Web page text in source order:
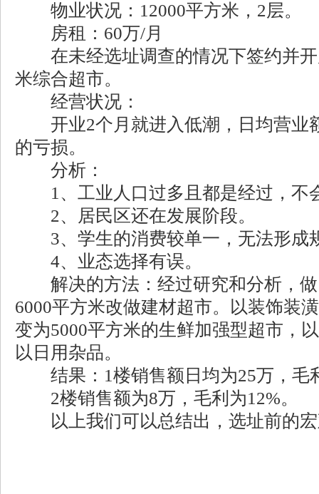
物业状况：12000平方米，2层。
房租：60万/月
在未经选址调查的情况下签约并开
米综合超市。
经营状况：
开业2个月就进入低潮，日均营业
的亏损。
分析：
1、工业人口过多且都是经过，不
2、居民区还在发展阶段。
3、学生的消费较单一，无法形成
4、业态选择有误。
解决的方法：经过研究和分析，做
6000平方米改做建材超市。以装饰装
变为5000平方米的生鲜加强型超市，
以日用杂品。
结果：1楼销售额日均为25万，毛
2楼销售额为8万，毛利为12%。
以上我们可以总结出，选址前的宏